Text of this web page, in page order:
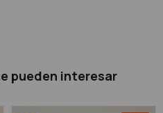
pueden interesar